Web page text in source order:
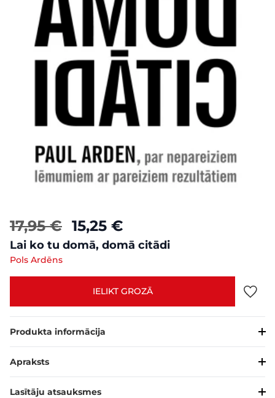
17,95 € 15,25 €
Lai ko tu domā, domā citādi
Pols Ardēns
IELIKT GROZĀ
Produkta informācija
Apraksts
Lasītāju atsauksmes